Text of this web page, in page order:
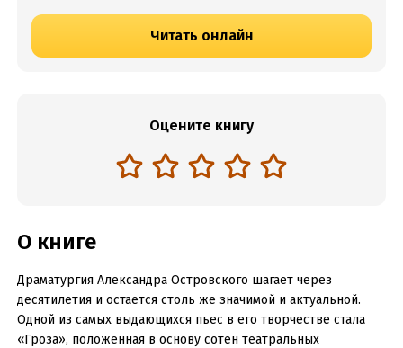
Читать онлайн
Оцените книгу
О книге
Драматургия Александра Островского шагает через
десятилетия и остается столь же значимой и актуальной.
Одной из самых выдающихся пьес в его творчестве стала
«Гроза», положенная в основу сотен театральных